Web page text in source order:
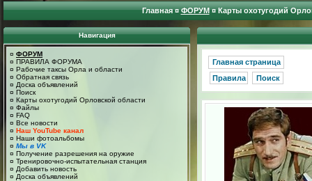
Главная ¤ ФОРУМ ¤ Карты охотугодий
Навигация
¤ ФОРУМ
¤ ПРАВИЛА ФОРУМА
¤ Рабочие таксы Орла и области
¤ Обратная связь
¤ Доска объявлений
¤ Поиск
¤ Карты охотугодий Орловской области
¤ Файлы
¤ FAQ
¤ Все новости
¤ Наш YouTube канал
¤ Наши фотоальбомы
¤ Мы в VK
¤ Получение разрешения на оружие
¤ Тренировочно-испытательная станция
¤ Добавить новость
¤ Доска объявлений
Главная страница
Правила
Поиск